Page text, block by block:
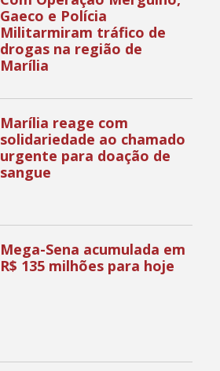
Gaeco e Polícia
Militarmiram tráfico de
drogas na região de
Marília
Marília reage com
solidariedade ao chamado
urgente para doação de
sangue
Mega-Sena acumulada em
R$ 135 milhões para hoje